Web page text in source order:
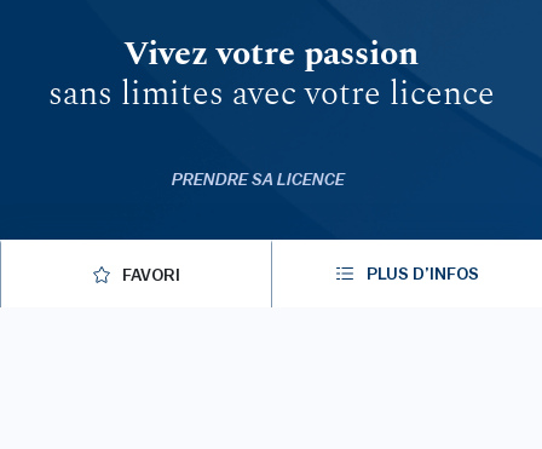
FAVORI PLUS D’INFOS
Vivez votre passion
sans limites avec votre licence
PRENDRE SA LICENCE